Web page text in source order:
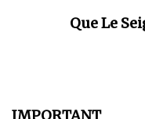
Que Le
IMPORTANT